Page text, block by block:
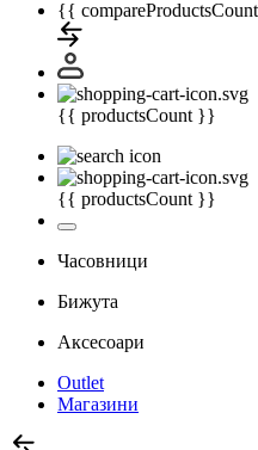
{{
{{ productsCount }}
{{ productsCount }}
Часовници
Бижута
Аксесоари
Outlet
Магазини